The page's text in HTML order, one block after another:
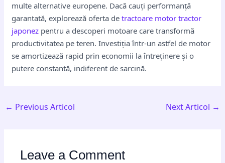
multe alternative europene. Dacă cauți performanță
garantată, explorează oferta detractoare motor tractor
japonez pentru a descoperi motoare care transformă
productivitatea pe teren. Investiția într-un astfel de motor
se amortizează rapid prin economii la întreținere și o
putere constantă, indiferent de sarcină.
← Previous Articol Next Articol →
Leave a Comment